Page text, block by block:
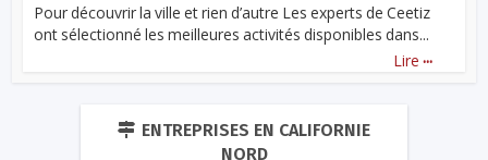
Pour découvrir la ville et rien d’autre Les experts de Ceetiz
ont sélectionné les meilleures activités disponibles dans...
Lire ...
ENTREPRISES EN CALIFORNIE
NORD